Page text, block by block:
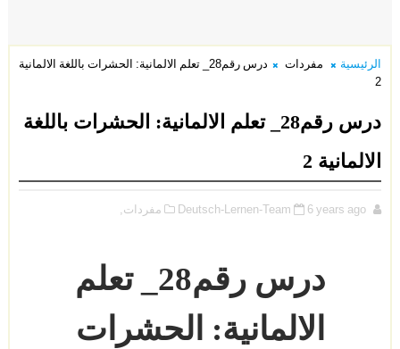
الرئيسية مفردات
درس رقم28_ تعلم الالمانية: الحشرات باللغة الالمانية
2
درس رقم28_ تعلم الالمانية: الحشرات باللغة
الالمانية 2
Deutsch-Lernen-Team 6 years ago مفردات,
درس رقم28
تعلم
الالمانية: الحشرات